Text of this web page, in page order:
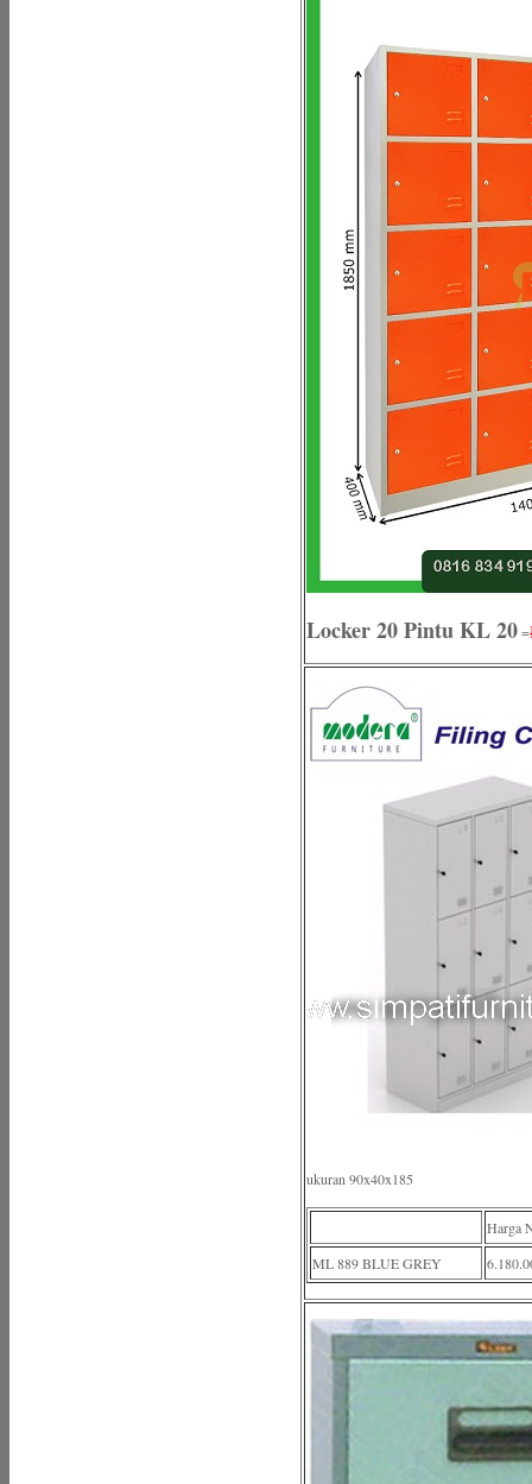
Locker 20 Pintu KL 20=
ukuran 90x40x185
Harga
ML 889 BLUE GREY